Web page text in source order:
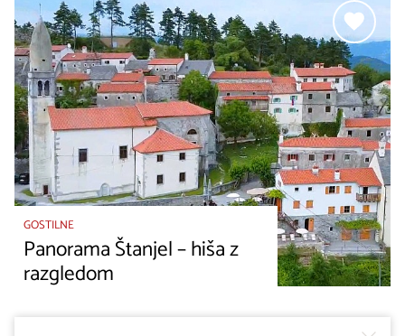
GOSTILNE
Panorama Štanjel – hiša z
razgledom